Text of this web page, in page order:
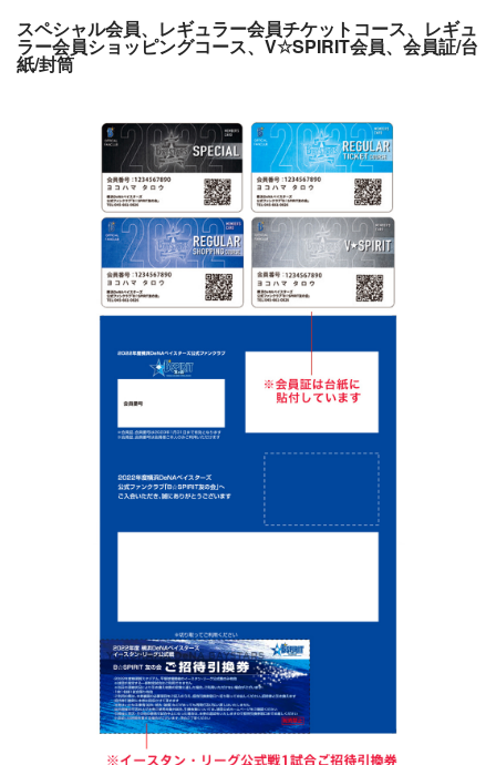
スペシャル会員、レギュラー会員チケットコース、レギュ
ラー会員ショッピングコース、V☆SPIRIT会員、会員証/台
紙/封筒